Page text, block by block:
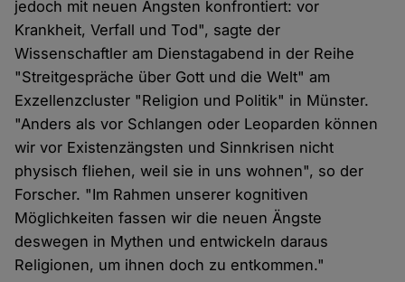
jedoch mit neuen Ängsten konfrontiert: vor
Krankheit, Verfall und Tod", sagte der
Wissenschaftler am Dienstagabend in der Reihe
"Streitgespräche über Gott und die Welt" am
Exzellenzcluster "Religion und Politik" in Münster.
"Anders als vor Schlangen oder Leoparden können
wir vor Existenzängsten und Sinnkrisen nicht
physisch fliehen, weil sie in uns wohnen", so der
Forscher. "Im Rahmen unserer kognitiven
Möglichkeiten fassen wir die neuen Ängste
deswegen in Mythen und entwickeln daraus
Religionen, um ihnen doch zu entkommen."